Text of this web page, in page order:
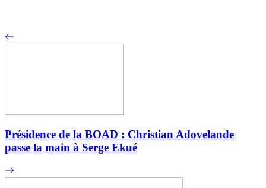
Présidence de la BOAD : Christian Adovelande
passe la main à Serge Ekué